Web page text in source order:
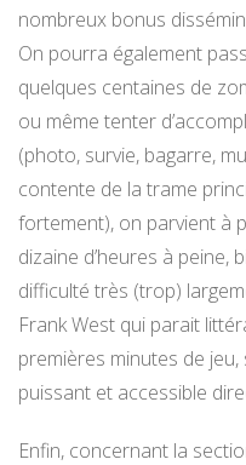
nombreux bonus
On pourra également
quelques centaines de
ou même tenter
(photo, survie, bagarre,
contente de la trame
fortement), on parvient à
dizaine d’heures à peine,
difficulté très (trop)
Frank West qui parait
premières minutes de
puissant et accessible
Enfin, concernant la